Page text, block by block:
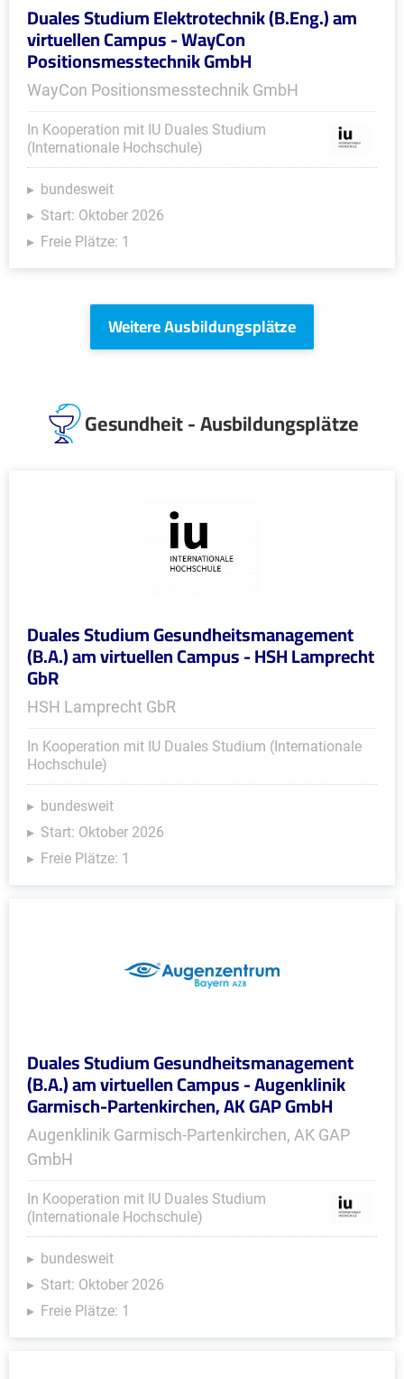
Duales Studium Elektrotechnik (B.Eng.) am
virtuellen Campus - WayCon
Positionsmesstechnik GmbH
WayCon Positionsmesstechnik GmbH
In Kooperation mit IU Duales Studium
(Internationale Hochschule)
bundesweit
Start: Oktober 2026
Freie Plätze: 1
Weitere Ausbildungsplätze
Gesundheit - Ausbildungsplätze
Duales Studium Gesundheitsmanagement
(B.A.) am virtuellen Campus - HSH Lamprecht
GbR
HSH Lamprecht GbR
In Kooperation mit IU Duales Studium (Internationale
Hochschule)
bundesweit
Start: Oktober 2026
Freie Plätze: 1
Duales Studium Gesundheitsmanagement
(B.A.) am virtuellen Campus - Augenklinik
Garmisch-Partenkirchen, AK GAP GmbH
Augenklinik Garmisch-Partenkirchen, AK GAP
GmbH
In Kooperation mit IU Duales Studium
(Internationale Hochschule)
bundesweit
Start: Oktober 2026
Freie Plätze: 1